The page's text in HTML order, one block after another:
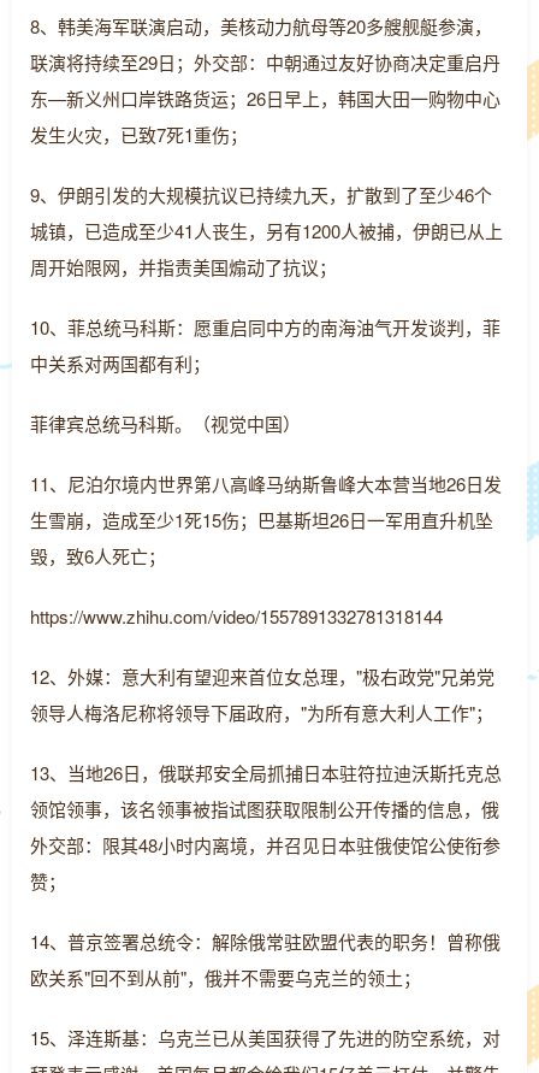
8、韩美海军联演启动，美核动力航母等20多艘舰艇参演，
联演将持续至29日；外交部：中朝通过友好协商决定重启丹
东—新义州口岸铁路货运；26日早上，韩国大田一购物中心
发生火灾，已致7死1重伤；
9、伊朗引发的大规模抗议已持续九天，扩散到了至少46个
城镇，已造成至少41人丧生，另有1200人被捕，伊朗已从上
周开始限网，并指责美国煽动了抗议；
10、菲总统马科斯：愿重启同中方的南海油气开发谈判，菲
中关系对两国都有利；
菲律宾总统马科斯。（视觉中国）
11、尼泊尔境内世界第八高峰马纳斯鲁峰大本营当地26日发
生雪崩，造成至少1死15伤；巴基斯坦26日一军用直升机坠
毁，致6人死亡；
https://www.zhihu.com/video/1557891332781318144
12、外媒：意大利有望迎来首位女总理，"极右政党"兄弟党
领导人梅洛尼称将领导下届政府，"为所有意大利人工作"；
13、当地26日，俄联邦安全局抓捕日本驻符拉迪沃斯托克总
领馆领事，该名领事被指试图获取限制公开传播的信息，俄
外交部：限其48小时内离境，并召见日本驻俄使馆公使衔参
赞；
14、普京签署总统令：解除俄常驻欧盟代表的职务！曾称俄
欧关系"回不到从前"，俄并不需要乌克兰的领土；
15、泽连斯基：乌克兰已从美国获得了先进的防空系统，对